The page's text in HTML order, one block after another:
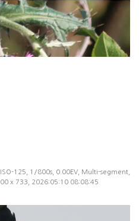
125, 1/800s, 0.00EV, Multi-segment,
x 733, 2026:05:10 08:08:45